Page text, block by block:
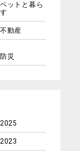
ペットと暮ら
す
不動産
防災
2025
2023